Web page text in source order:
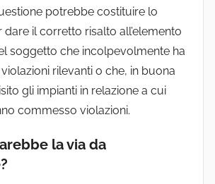
potrebbe costituire lo
il corretto risalto all’elemento
soggetto che incolpevolmente ha
rilevanti o che, in buona
gli impianti in relazione a cui
commesso violazioni.
la via da